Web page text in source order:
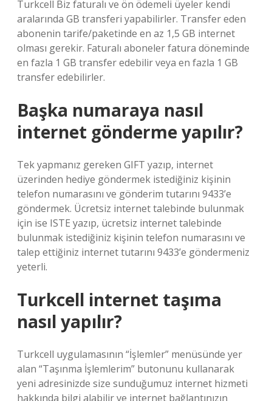
Turkcell Biz faturalı ve ön ödemeli üyeler kendi
aralarında GB transferi yapabilirler. Transfer eden
abonenin tarife/paketinde en az 1,5 GB internet
olması gerekir. Faturalı aboneler fatura döneminde
en fazla 1 GB transfer edebilir veya en fazla 1 GB
transfer edebilirler.
Başka numaraya nasıl
internet gönderme yapılır?
Tek yapmanız gereken GIFT yazıp, internet
üzerinden hediye göndermek istediğiniz kişinin
telefon numarasını ve gönderim tutarını 9433’e
göndermek. Ücretsiz internet talebinde bulunmak
için ise ISTE yazıp, ücretsiz internet talebinde
bulunmak istediğiniz kişinin telefon numarasını ve
talep ettiğiniz internet tutarını 9433’e göndermeniz
yeterli.
Turkcell internet taşıma
nasıl yapılır?
Turkcell uygulamasının “İşlemler” menüsünde yer
alan “Taşınma İşlemlerim” butonunu kullanarak
yeni adresinizde size sunduğumuz internet hizmeti
hakkında bilgi alabilir ve internet bağlantınızın